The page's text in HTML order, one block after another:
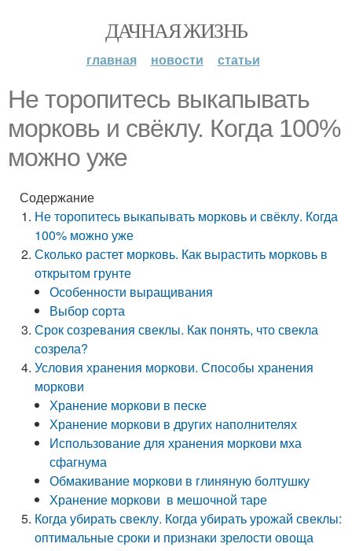
ДАЧНАЯ ЖИЗНЬ
главная новости статьи
Не торопитесь выкапывать
морковь и свёклу. Когда 100%
можно уже
Содержание
Не торопитесь выкапывать морковь и свёклу. Когда
100% можно уже
Сколько растет морковь. Как вырастить морковь в
открытом грунте
Особенности выращивания
Выбор сорта
Срок созревания свеклы. Как понять, что свекла
созрела?
Условия хранения моркови. Способы хранения
моркови
Хранение моркови в песке
Хранение моркови в других наполнителях
Использование для хранения моркови мха
сфагнума
Обмакивание моркови в глиняную болтушку
Хранение моркови в мешочной таре
Когда убирать свеклу. Когда убирать урожай свеклы:
оптимальные сроки и признаки зрелости овоща